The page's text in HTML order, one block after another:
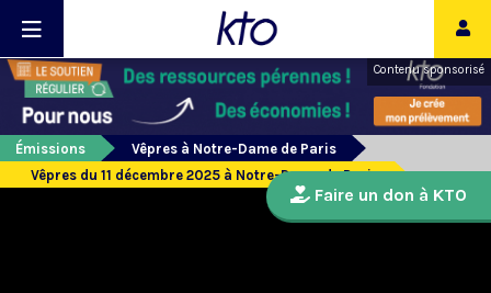
Contenu sponsorisé
Émissions
Vêpres à Notre-Dame de Paris
Vêpres du 11 décembre 2025 à Notre-Dame de Paris
Faire un don à KTO